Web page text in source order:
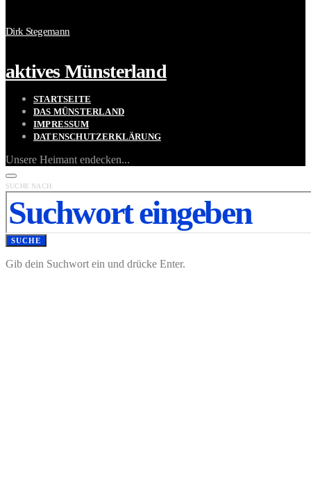
Dirk Stegemann
aktives Münsterland
STARTSEITE
DAS MÜNSTERLAND
IMPRESSUM
DATENSCHUTZERKLÄRUNG
Unsere Heimant endecken...
SUCHE NACH:
SUCHE
Gib dein Suchwort ein und drücke Enter.